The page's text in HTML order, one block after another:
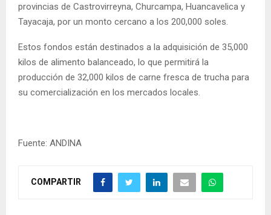
provincias de Castrovirreyna, Churcampa, Huancavelica y
Tayacaja, por un monto cercano a los 200,000 soles.
Estos fondos están destinados a la adquisición de 35,000
kilos de alimento balanceado, lo que permitirá la
producción de 32,000 kilos de carne fresca de trucha para
su comercialización en los mercados locales.
Fuente: ANDINA
COMPARTIR